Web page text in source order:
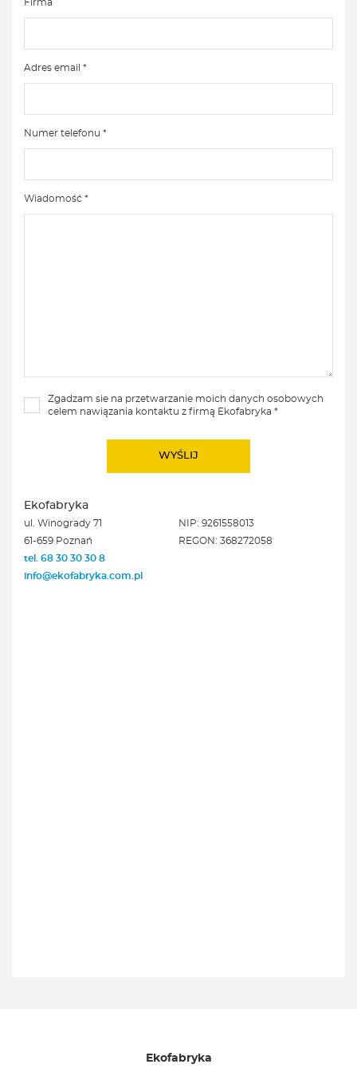
Firma
Adres email *
Numer telefonu *
Wiadomość *
Zgadzam sie na przetwarzanie moich danych osobowych
celem nawiązania kontaktu z firmą Ekofabryka *
Ekofabryka
ul. Winogrady 71
61-659 Poznań
tel. 68 30 30 30 8
info@ekofabryka.com.pl
NIP: 9261558013
REGON: 368272058
Ekofabryka